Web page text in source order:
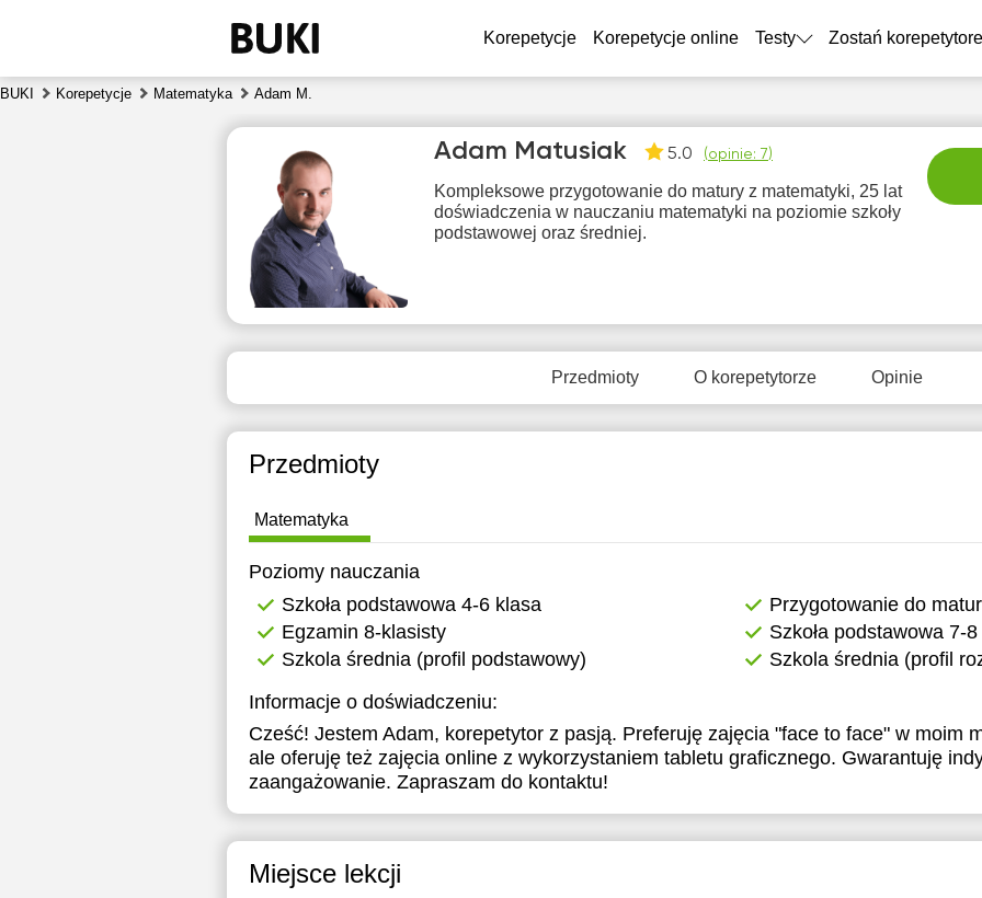
Korepetycje Korepetycje online Testy Zostań
BUKI Korepetycje Matematyka Adam M.
Adam Matusiak 5.0 (opinie: 7)
Kompleksowe przygotowanie do matury z matematyki, 25 lat
doświadczenia w nauczaniu matematyki na poziomie szkoły
podstawowej oraz średniej.
Przedmioty O korepetytorze Opinie
Przedmioty
Matematyka
Poziomy nauczania
Szkoła podstawowa 4-6 klasa
Przygotowanie do
Egzamin 8-klasisty
Szkoła podstawowa 7-
Szkola średnia (profil podstawowy)
Szkola średnia (profil
Informacje o doświadczeniu:
Cześć! Jestem Adam, korepetytor z pasją. Preferuję zajęcia "face to face" w moim
ale oferuję też zajęcia online z wykorzystaniem tabletu graficznego. Gwarantuję
zaangażowanie. Zapraszam do kontaktu!
Miejsce lekcji
sob
8
9
10
11
12
dostępnych
dostępnych
Brak
dostępnych
Brak
dostępnych
Brak
dostępnych